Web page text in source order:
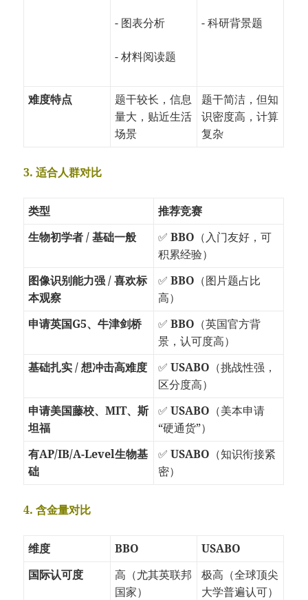
- 图表分析
- 材料阅读题
- 科研背景题
难度特点
题干较长，信息
量大，贴近生活
场景
题干简洁，但知
识密度高，计算
复杂
3. 适合人群对比
类型
推荐竞赛
生物初学者 / 基础一般
✅BBO （入门友好，可
积累经验）
图像识别能力强 / 喜欢标
本观察
✅BBO （图片题占比
高）
申请英国G5、牛津剑桥
✅BBO （英国官方背
景，认可度高）
基础扎实 / 想冲击高难度
✅USABO （挑战性强，
区分度高）
申请美国藤校、MIT、斯
坦福
✅USABO （美本申请
“硬通货”）
有AP/IB/A-Level生物基
础
✅USABO （知识衔接紧
密）
4. 含金量对比
维度 BBO
USABO
国际认可度
高（尤其英联邦
国家）
极高（全球顶尖
大学普遍认可）